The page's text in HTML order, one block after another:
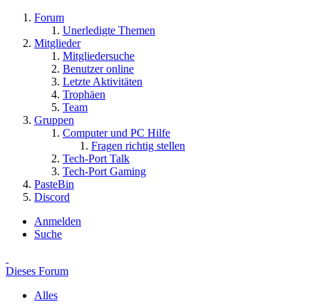
Forum
Unerledigte Themen
Mitglieder
Mitgliedersuche
Benutzer online
Letzte Aktivitäten
Trophäen
Team
Gruppen
Computer und PC Hilfe
Fragen richtig stellen
Tech-Port Talk
Tech-Port Gaming
PasteBin
Discord
Anmelden
Suche
Dieses Forum
Alles